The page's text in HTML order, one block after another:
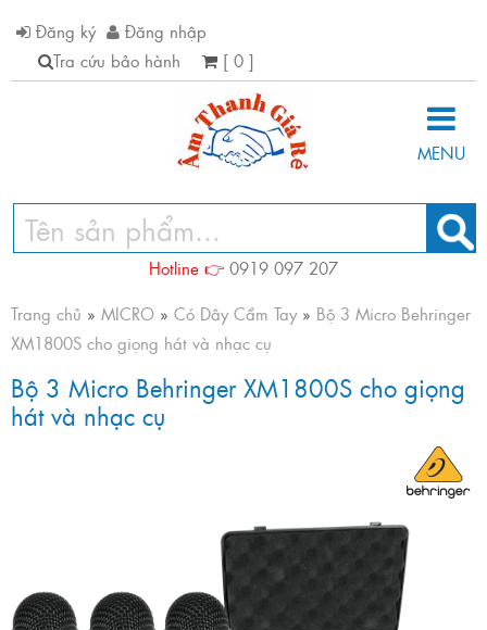
Đăng ký
Đăng nhập
Tra cứu bảo hành
[ 0 ]
MENU
Hotline 👉 0919 097 207
Trang chủ » MICRO » Có Dây Cầm Tay» Bộ 3 Micro Behringer
XM1800S cho giọng hát và nhạc cụ
Bộ 3 Micro Behringer XM1800S cho giọng
hát và nhạc cụ